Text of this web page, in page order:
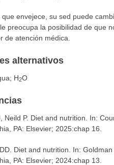
que envejece, su sed puede
preocupa la posibilidad de que
de atención médica.
alternativos
H2O
Neild P. Diet and nutrition. In:
PA: Elsevier; 2025:chap 16.
Diet and nutrition. In: Goldman
PA: Elsevier; 2024:chap 13.